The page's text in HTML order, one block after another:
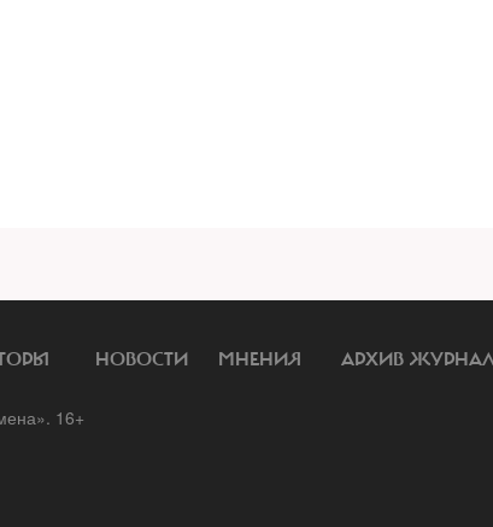
НОВОСТИ МНЕНИЯ АРХИВ
16+